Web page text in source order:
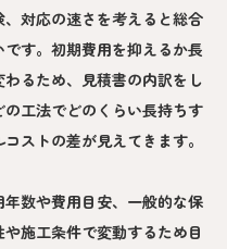
対応の速さを考えると総合
す。初期費用を抑えるか長
るため、見積書の内訳をし
工法でどのくらい長持ちす
ストの差が見えてきます。
数や費用目安、一般的な保
施工条件で変動するため目